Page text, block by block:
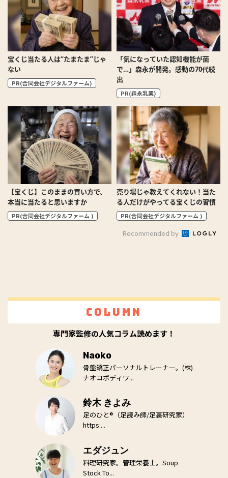
宝くじ当たる人は“たまたま”じゃ
ない
PR(合同会社デジタルファーム)
「気になっていた認知機能が菌
で…」森永が開発。感動の70代続
出
PR(森永乳業)
【宝くじ】このままの買い方で、
本当に当たると思いますか
PR(合同会社デジタルファーム )
売り場じゃ教えてくれない！当た
る人だけがやってる宝くじの習慣
PR(合同会社デジタルファーム )
Recommended by
Column
専門家監修の人気コラム読めます！
Naoko
骨盤矯正パーソナルトレーナー。(株)
ナオコボディワ...
鈴木 きよみ
足のひと®（足読み師/足裏研究家）
https:...
エダジュン
料理研究家。管理栄養士。Soup
Stock To...